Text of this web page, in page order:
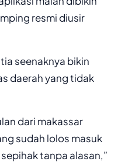
resmi diusir
seenaknya bikin
daerah yang tidak
dari makassar
sudah lolos masuk
tanpa alasan,”